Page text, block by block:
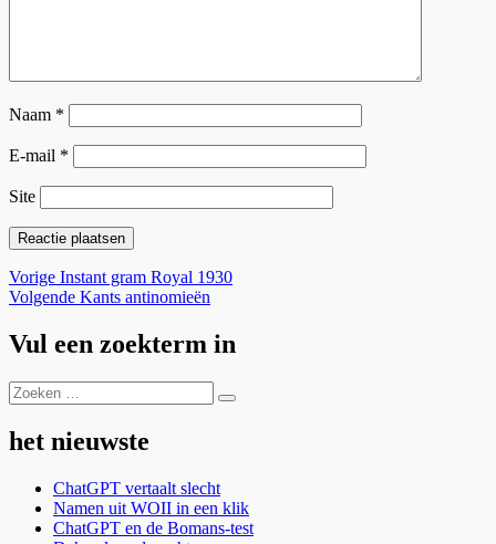
Naam *
E-mail *
Site
Bericht
navigatie
Vorige Vorig
bericht:
Instant gram Royal 1930
Volgende Volgend
Kants antinomieën
Vul een zoekterm in
Zoeken
naar:
Zoeken
het nieuwste
ChatGPT vertaalt slecht
Namen uit WOII in een klik
ChatGPT en de Bomans-test